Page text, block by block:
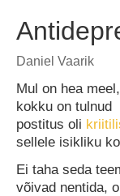
Daniel Vaarik
Mul on hea
kokku on tulnud
postitus oli
sellele isikliku
Ei taha seda
võivad nentida,